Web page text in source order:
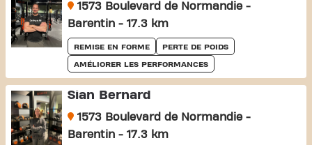
1573 Boulevard de Normandie -
Barentin - 17.3 km
REMISE EN FORME PERTE DE POIDS
AMÉLIORER LES PERFORMANCES
Sian Bernard
1573 Boulevard de Normandie -
Barentin - 17.3 km